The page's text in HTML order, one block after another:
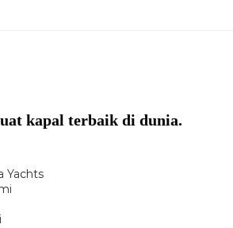
kapal terbaik di dunia.
Yachts